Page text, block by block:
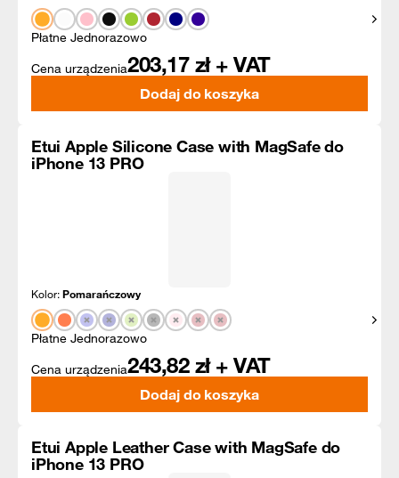
Płatne Jednorazowo
Cena urządzenia203,17 zł + VAT
Dodaj do koszyka
Etui Apple Silicone Case with MagSafe do
iPhone 13 PRO
Kolor:Pomarańczowy
Płatne Jednorazowo
Cena urządzenia243,82 zł + VAT
Dodaj do koszyka
Etui Apple Leather Case with MagSafe do
iPhone 13 PRO